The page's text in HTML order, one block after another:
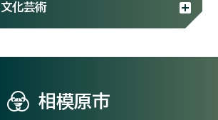
文化芸術
相模原市